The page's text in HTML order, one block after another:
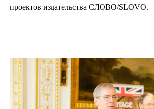
проектов издательства СЛОВО/SLOVO.